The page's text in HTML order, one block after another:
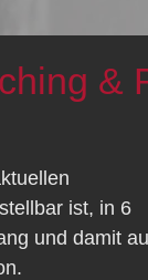
&
ist, in 6
und damit